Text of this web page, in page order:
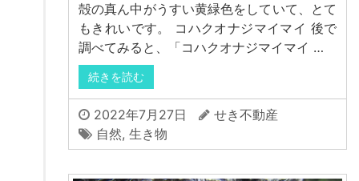
殻の真ん中がうすい黄緑色をしていて、とて
もきれいです。 コハクオナジマイマイ 後で
調べてみると、「コハクオナジマイマイ …
続きを読む
2022年7月27日
せき不動産
自然, 生き物